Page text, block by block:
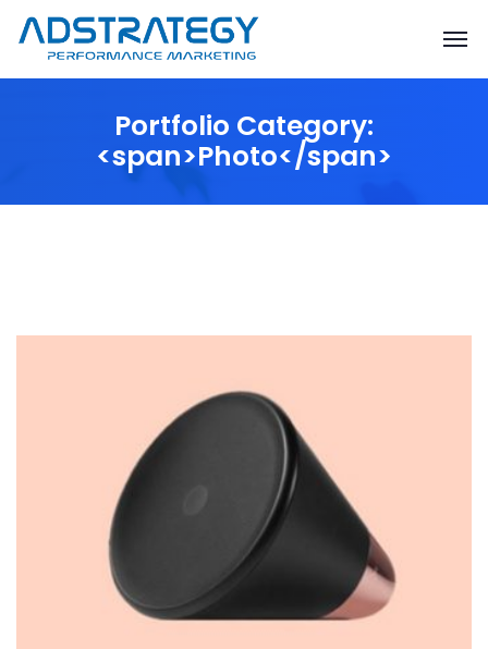
Portfolio Category:
<span>Photo</span>
Thomastro Timber Virtual reality